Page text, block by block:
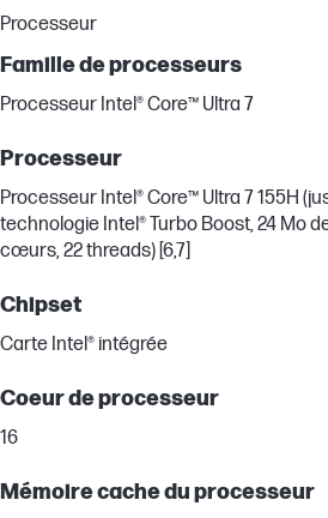
Processeur
Famille de processeurs
Processeur Intel® Core™ Ultra 7
Processeur
Processeur Intel® Core™ Ultra 7 155H
technologie Intel® Turbo Boost, 24 Mo
cœurs, 22 threads) [6,7]
Chipset
Carte Intel® intégrée
Coeur de processeur
16
Mémoire cache du processeur